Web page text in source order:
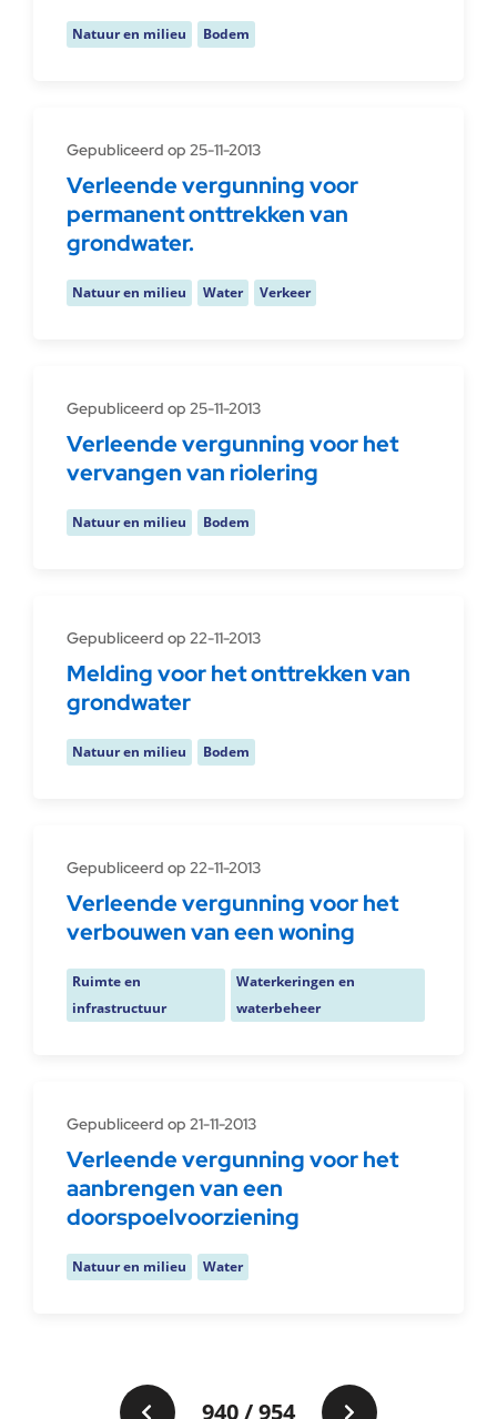
Natuur en milieu Bodem
Verleende vergunning voor
permanent onttrekken van
grondwater.
Gepubliceerd op 25-11-2013
Natuur en milieu Water Verkeer
Verleende vergunning voor het
vervangen van riolering
Gepubliceerd op 25-11-2013
Natuur en milieu Bodem
Melding voor het onttrekken van
grondwater
Gepubliceerd op 22-11-2013
Natuur en milieu Bodem
Verleende vergunning voor het
verbouwen van een woning
Gepubliceerd op 22-11-2013
Ruimte en
infrastructuur
Waterkeringen en
waterbeheer
Verleende vergunning voor het
aanbrengen van een
doorspoelvoorziening
Gepubliceerd op 21-11-2013
Natuur en milieu Water
940 / 954